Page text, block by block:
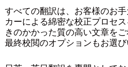
すべての翻訳は、お客様のお
カーによる綿密な校正プロセ
きのかかった質の高い文章をご
最終校閲のオプションもお選び